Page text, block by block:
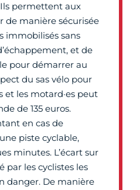
permettent aux
de manière sécurisée
immobilisés sans
et de
pour démarrer au
du sas vélo pour
et les motard·es peut
de 135 euros.
en cas de
piste cyclable,
minutes. L’écart sur
par les cyclistes les
danger. De manière